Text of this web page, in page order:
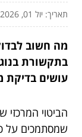
תאריך: יול 01, 2026
מה חשוב
בתקשורת
עושים בדיקת
הביטוי
שמסתמכים על